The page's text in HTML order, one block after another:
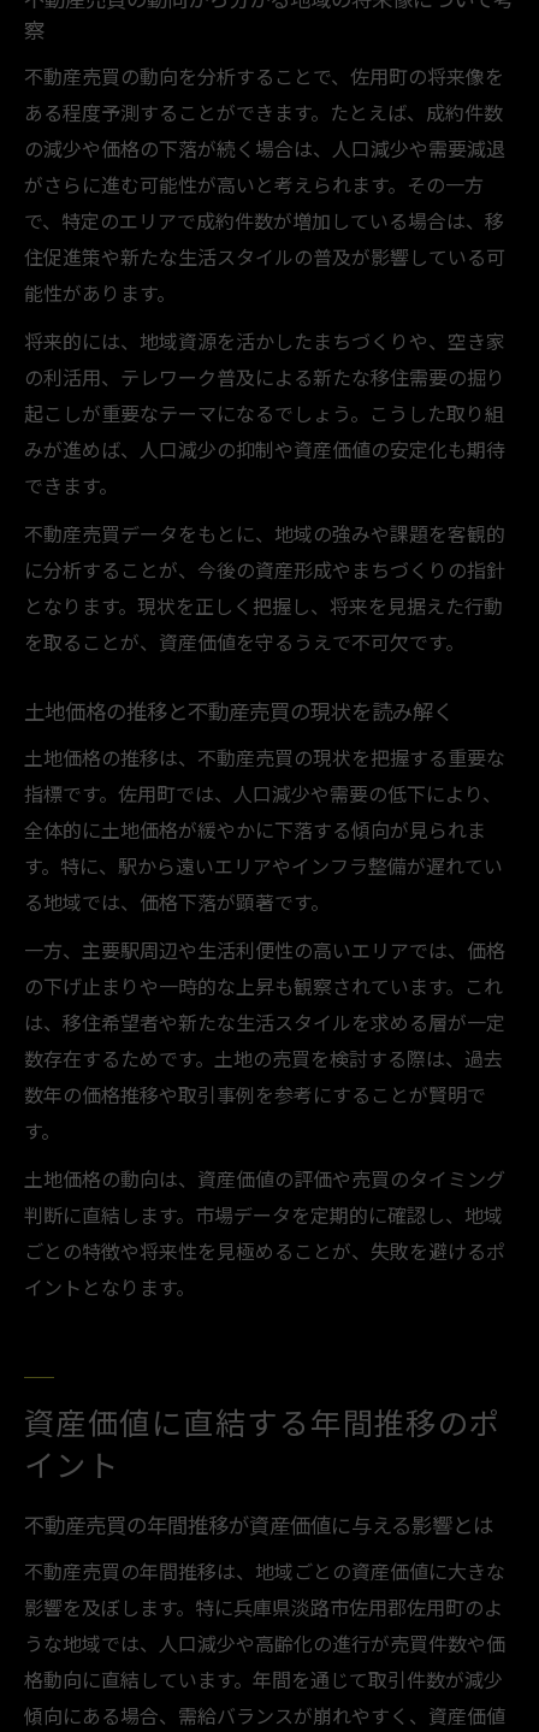
ング戦略
察
不動産売買の動向を分析することで、佐用町の将来像を
ある程度予測することができます。たとえば、成約件数
の減少や価格の下落が続く場合は、人口減少や需要減退
がさらに進む可能性が高いと考えられます。その一方
で、特定のエリアで成約件数が増加している場合は、移
住促進策や新たな生活スタイルの普及が影響している可
能性があります。
将来的には、地域資源を活かしたまちづくりや、空き家
の利活用、テレワーク普及による新たな移住需要の掘り
起こしが重要なテーマになるでしょう。こうした取り組
みが進めば、人口減少の抑制や資産価値の安定化も期待
できます。
不動産売買データをもとに、地域の強みや課題を客観的
に分析することが、今後の資産形成やまちづくりの指針
となります。現状を正しく把握し、将来を見据えた行動
を取ることが、資産価値を守るうえで不可欠です。
土地価格の推移と不動産売買の現状を読み解く
土地価格の推移は、不動産売買の現状を把握する重要な
指標です。佐用町では、人口減少や需要の低下により、
全体的に土地価格が緩やかに下落する傾向が見られま
す。特に、駅から遠いエリアやインフラ整備が遅れてい
る地域では、価格下落が顕著です。
一方、主要駅周辺や生活利便性の高いエリアでは、価格
の下げ止まりや一時的な上昇も観察されています。これ
は、移住希望者や新たな生活スタイルを求める層が一定
数存在するためです。土地の売買を検討する際は、過去
数年の価格推移や取引事例を参考にすることが賢明で
す。
土地価格の動向は、資産価値の評価や売買のタイミング
判断に直結します。市場データを定期的に確認し、地域
ごとの特徴や将来性を見極めることが、失敗を避けるポ
イントとなります。
資産価値に直結する年間推移のポ
イント
不動産売買の年間推移が資産価値に与える影響とは
不動産売買の年間推移は、地域ごとの資産価値に大きな
影響を及ぼします。特に兵庫県淡路市佐用郡佐用町のよ
うな地域では、人口減少や高齢化の進行が売買件数や価
格動向に直結しています。年間を通じて取引件数が減少
傾向にある場合、需給バランスが崩れやすく、資産価値